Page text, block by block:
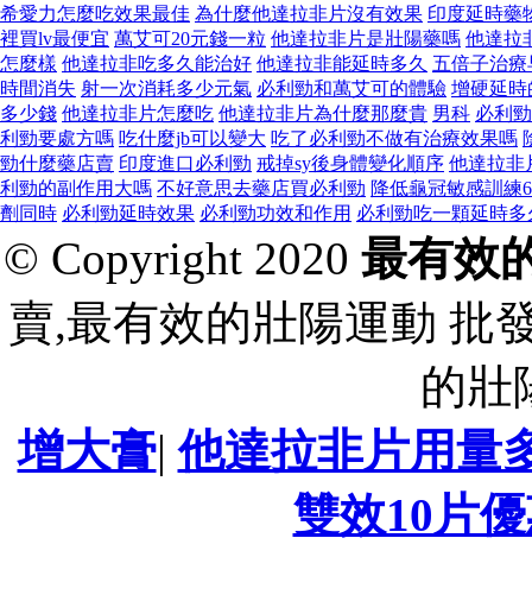
希愛力怎麼吃效果最佳 為什麼他達拉非片沒有效果 印度延時藥
裡買lv最便宜 萬艾可20元錢一粒 他達拉非片是壯陽藥嗎 他達拉
怎麼樣 他達拉非吃多久能治好 他達拉非能延時多久 五倍子治
時間消失 射一次消耗多少元氣 必利勁和萬艾可的體驗 增硬延時
多少錢 他達拉非片怎麼吃 他達拉非片為什麼那麼貴 男科 必利
利勁要處方嗎 吃什麼jb可以變大 吃了必利勁不做有治療效果嗎
勁什麼藥店賣 印度進口必利勁 戒掉sy後身體變化順序 他達拉非
利勁的副作用大嗎 不好意思去藥店買必利勁 降低龜冠敏感訓練
劑同時 必利勁延時效果 必利勁功效和作用 必利勁吃一顆延時多
© Copyright 2020 最有效
賣,最有效的壯陽運動 批
的壯
增大膏|他達拉非片用量
雙效10片